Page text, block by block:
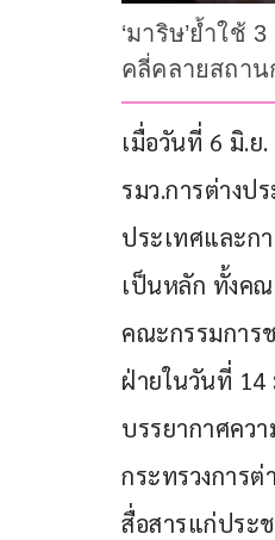
‘มาริษ’ย้ำใช้
คลี่คลายสถา
เมื่อวันที่ 6 มิ.ย
รมว.การต่างป
ประเทศและก
เป็นหลัก ทั้งค
คณะกรรมการ
ฝ่ายในวันที่
บรรยากาศคว
กระทรวงการ
สื่อสารแก่ประ